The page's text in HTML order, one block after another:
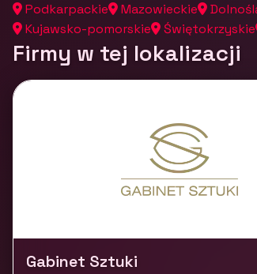
Podkarpackie Mazowieckie
Kujawsko-pomorskie
Świętokrzyskie
Firmy w tej lokalizacji
Gabinet Sztuki